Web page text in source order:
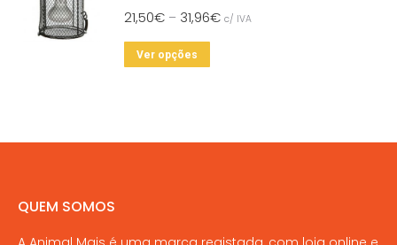
on
the
product
The
options
may
on
21,50€ – 31,96€ c/ IVA
Ver opções
variants.
QUEM SOMOS